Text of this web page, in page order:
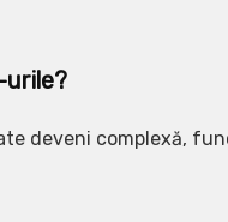
deveni complexă,